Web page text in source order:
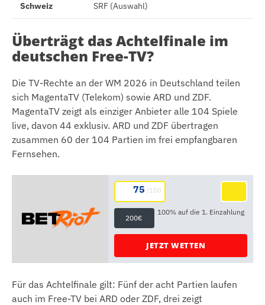
Schweiz SRF (Auswahl)
Überträgt das Achtelfinale im
deutschen Free-TV?
Die TV-Rechte an der WM 2026 in Deutschland teilen
sich MagentaTV (Telekom) sowie ARD und ZDF.
MagentaTV zeigt als einziger Anbieter alle 104 Spiele
live, davon 44 exklusiv. ARD und ZDF übertragen
zusammen 60 der 104 Partien im frei empfangbaren
Fernsehen.
75 /100
200€
100% auf die 1. Einzahlung
JETZT WETTEN
Für das Achtelfinale gilt: Fünf der acht Partien laufen
auch im Free-TV bei ARD oder ZDF, drei zeigt